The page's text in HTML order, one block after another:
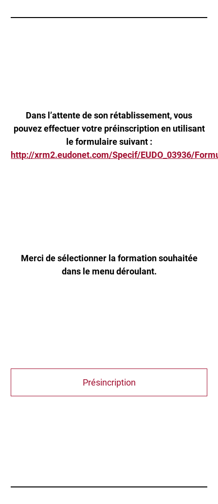
Dans l’attente de son rétablissement, vous
pouvez effectuer votre préinscription en utilisant
le formulaire suivant :
http://xrm2.eudonet.com/Specif/EUDO_03936/
Merci de sélectionner la formation souhaitée
dans le menu déroulant.
Présincription